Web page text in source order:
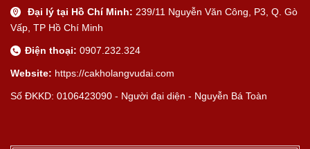
Đại lý tại Hồ Chí Minh: 239/11 Nguyễn Văn Công, P3, Q. Gò
Vấp, TP Hồ Chí Minh
Điện thoại: 0907.232.324
Website: https://cakholangvudai.com
Số ĐKKD: 0106423090 - Người đại diện - Nguyễn Bá Toàn